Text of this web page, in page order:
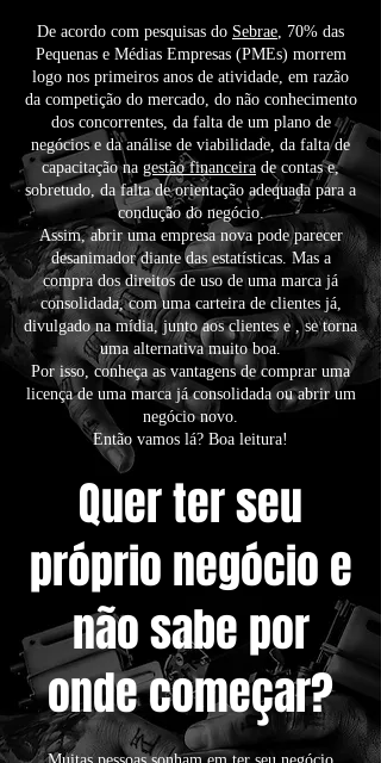
De acordo com pesquisas do Sebrae, 70% das
Pequenas e Médias Empresas (PMEs) morrem
logo nos primeiros anos de atividade, em razão
da competição do mercado, do não conhecimento
dos concorrentes, da falta de um plano de
negócios e da análise de viabilidade, da falta de
capacitação na gestão financeira de contas e,
sobretudo, da falta de orientação adequada para a
condução do negócio.
Assim, abrir uma empresa nova pode parecer
desanimador diante das estatísticas. Mas a
compra dos direitos de uso de uma marca já
consolidada, com uma carteira de clientes já,
divulgado na mídia, junto aos clientes e , se torna
uma alternativa muito boa.
Por isso, conheça as vantagens de comprar uma
licença de uma marca já consolidada ou abrir um
negócio novo.
Então vamos lá? Boa leitura!
Quer ter seu
próprio negócio e
não sabe por
onde começar?